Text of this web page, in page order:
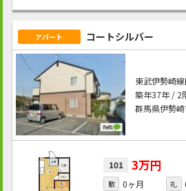
アパート コートシルバー
東武伊勢崎線
築年37年 / 2
群馬県伊勢
101 3万円
敷 0ヶ月 礼